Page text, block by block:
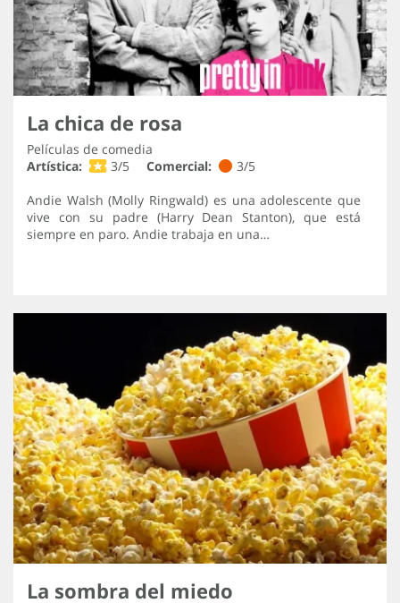
La chica de rosa
Películas de comedia
Artística:
3/5 Comercial:
3/5
Andie Walsh (Molly Ringwald) es una adolescente que
vive con su padre (Harry Dean Stanton), que está
siempre en paro. Andie trabaja en una…
La sombra del miedo